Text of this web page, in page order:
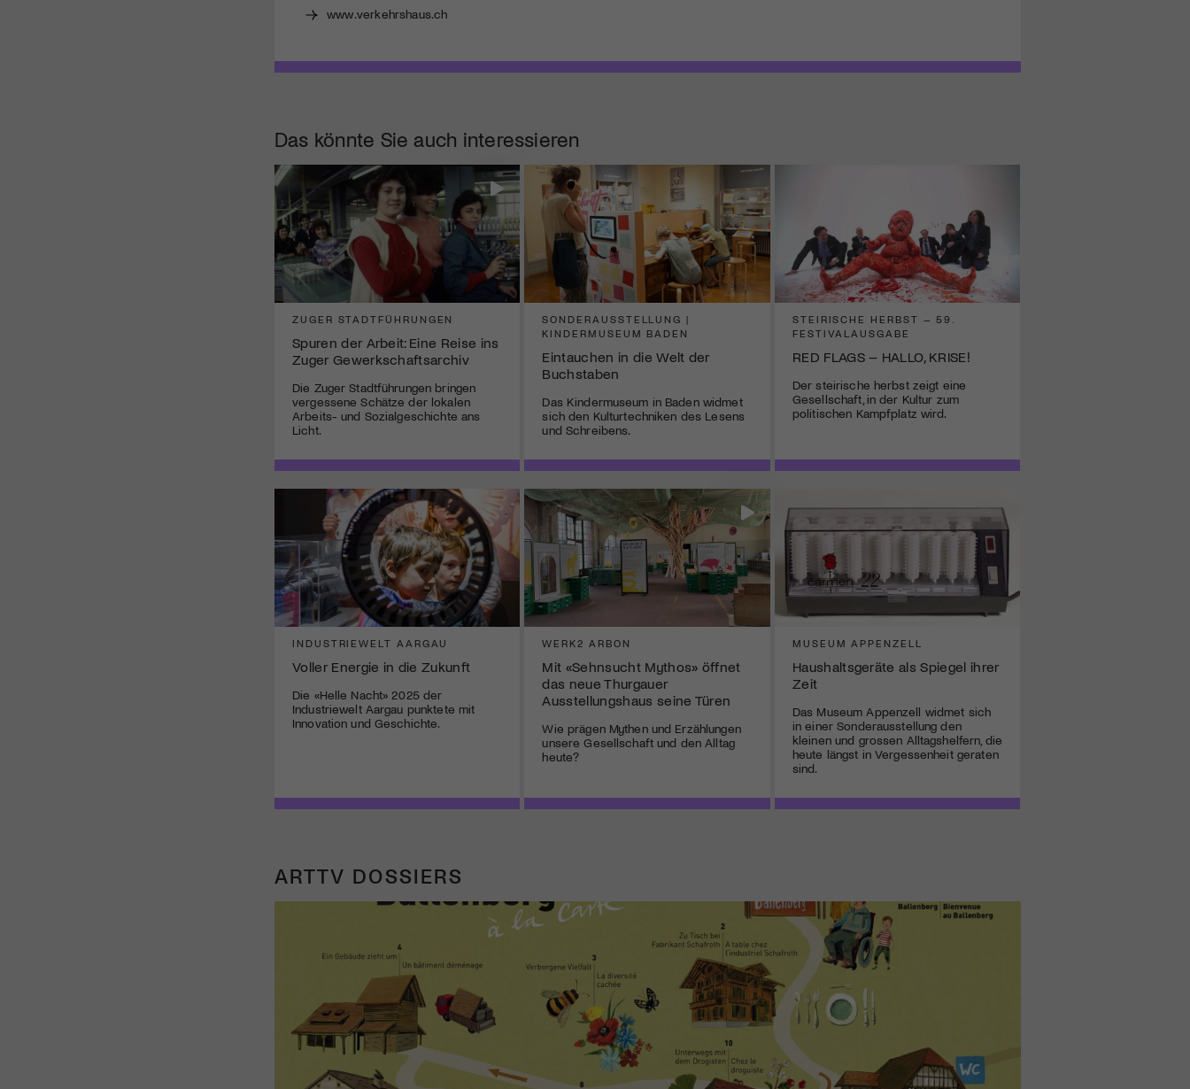
www.verkehrshaus.ch
Das könnte Sie auch interessieren
ZUGER STADTFÜHRUNGEN
Spuren der Arbeit: Eine Reise ins
Zuger Gewerkschaftsarchiv
Die Zuger Stadtführungen bringen
vergessene Schätze der lokalen
Arbeits- und Sozialgeschichte ans
Licht.
SONDERAUSSTELLUNG |
KINDERMUSEUM BADEN
Eintauchen in die Welt der
Buchstaben
Das Kindermuseum in Baden widmet
sich den Kulturtechniken des Lesens
und Schreibens.
STEIRISCHE HERBST – 59.
FESTIVALAUSGABE
RED FLAGS – HALLO, KRISE!
Der steirische herbst zeigt eine
Gesellschaft, in der Kultur zum
politischen Kampfplatz wird.
INDUSTRIEWELT AARGAU
Voller Energie in die Zukunft
Die «Helle Nacht» 2025 der
Industriewelt Aargau punktete mit
Innovation und Geschichte.
WERK2 ARBON
Mit «Sehnsucht Mythos» öffnet
das neue Thurgauer
Ausstellungshaus seine Türen
Wie prägen Mythen und Erzählungen
unsere Gesellschaft und den Alltag
heute?
MUSEUM APPENZELL
Haushaltsgeräte als Spiegel ihrer
Zeit
Das Museum Appenzell widmet sich
in einer Sonderausstellung den
kleinen und grossen Alltagshelfern, die
heute längst in Vergessenheit geraten
sind.
ARTTV DOSSIERS